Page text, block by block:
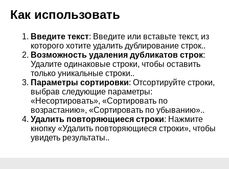
Как использовать
Введите текст: Введите или вставьте текст, из
которого хотите удалить дублирование строк..
Возможность удаления дубликатов строк:
Удалите одинаковые строки, чтобы оставить
только уникальные строки..
Параметры сортировки: Отсортируйте строки,
выбрав следующие параметры:
«Несортировать», «Сортировать по
возрастанию», «Сортировать по убыванию»..
Удалить повторяющиеся строки: Нажмите
кнопку «Удалить повторяющиеся строки», чтобы
увидеть результаты..